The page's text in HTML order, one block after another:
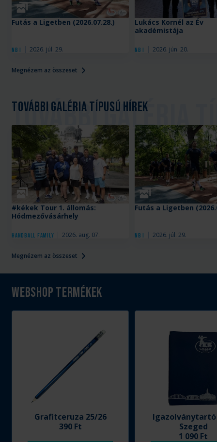
Megnézem az összeset
Galéria
NB I 2026. júl. 29.
Futás a Ligetben (2026.07.28.)
NB I 2026. jún. 20.
Lukács Kornél az Év
akadémistája
További galéria típusú hírek
Megnézem az összeset
Galéria
Handball Family 2026. aug. 07.
#kékek Tour 1. állomás:
Hódmezővásárhely
Galéria
NB I 2026. júl. 29.
Futás a Ligetben
Webshop termékek
Grafitceruza 25/26
390 Ft
Szeged
1 090 Ft